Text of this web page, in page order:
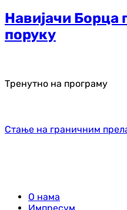
Навијачи Борца
поруку
Тренутно на програму
Стање на граничним
О нама